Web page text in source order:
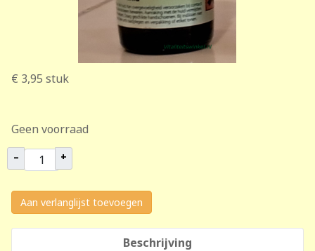
€ 3,95 stuk
Geen voorraad
– +
Aan verlanglijst toevoegen
Beschrijving